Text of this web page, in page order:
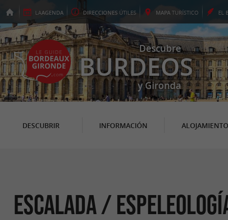
LAAGENDA DIRECCIONES ÚTILES MAPA TURÍSTICO EL
Descubre
BURDEOS
y Gironda
DESCUBRIR INFORMACIÓN ALOJAMIENTO
Escalada /